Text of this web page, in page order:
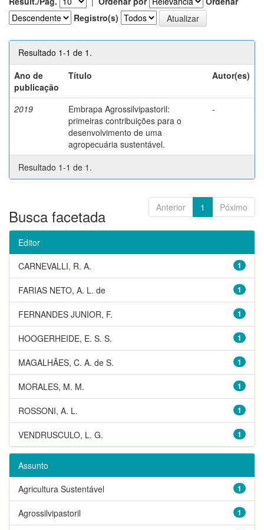
Registro(s)
Resultado 1-1 de 1.
Ano de
publicação
Título Autor(es)
2019
Embrapa Agrossilvipastoril:
primeiras contribuições para o
desenvolvimento de uma
agropecuária sustentável.
-
Resultado 1-1 de 1.
Anterior 1 Póximo
Busca facetada
Editor
1
CARNEVALLI, R. A.
1
FARIAS NETO, A. L. de
1
FERNANDES JUNIOR, F.
1
HOOGERHEIDE, E. S. S.
1
MAGALHÃES, C. A. de S.
1
MORALES, M. M.
1
ROSSONI, A. L.
1
VENDRUSCULO, L. G.
Assunto
1
Agricultura Sustentável
1
Agrossilvipastoril